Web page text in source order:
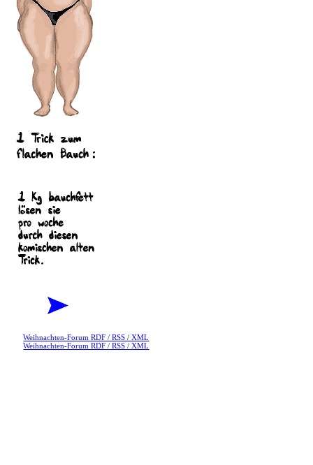
Weihnachten-Forum RDF / RSS / XML
Weihnachten-Forum RDF / RSS / XML